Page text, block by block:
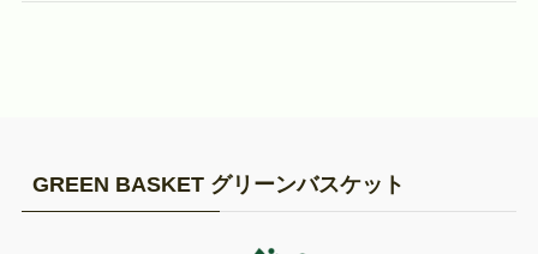
GREEN BASKET グリーンバスケット